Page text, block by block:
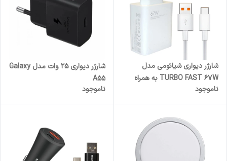
شارژر دیواری شیائومی مدل
TURBO FAST 67W به همراه
کابل تبدیل USB-C
ناموجود
شارژر دیواری 25 وات مدل Galaxy
A55
ناموجود